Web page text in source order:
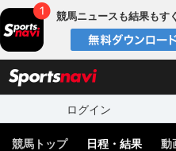
競馬ニュースも結果もす
ログイン
競馬トップ 日程・結果 動